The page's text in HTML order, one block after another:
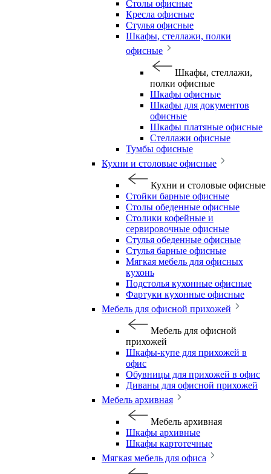
Столы офисные
Кресла офисные
Стулья офисные
Шкафы, стеллажи, полки
офисные
Шкафы, стеллажи,
полки офисные
Шкафы офисные
Шкафы для документов
офисные
Шкафы платяные офисные
Стеллажи офисные
Тумбы офисные
Кухни и столовые офисные
Кухни и столовые офисные
Стойки барные офисные
Столы обеденные офисные
Столики кофейные и
сервировочные офисные
Стулья обеденные офисные
Стулья барные офисные
Мягкая мебель для офисных
кухонь
Подстолья кухонные офисные
Фартуки кухонные офисные
Мебель для офисной прихожей
Мебель для офисной
прихожей
Шкафы-купе для прихожей в
офис
Обувницы для прихожей в офис
Диваны для офисной прихожей
Мебель архивная
Мебель архивная
Шкафы архивные
Шкафы картотечные
Мягкая мебель для офиса